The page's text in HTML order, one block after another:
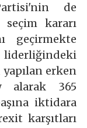
de
kararı
geçirmekte
erken
alarak 365
iktidara
karşıtları